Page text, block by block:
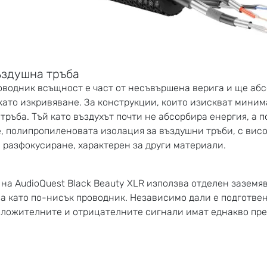
тръба
всъщност е част от несъвършена верига и ще
изкривяване. За конструкции, които изискват
Тъй като въздухът почти не абсорбира енергия, а
полипропиленовата изолация за въздушни тръби, с
характерен за други материали.
AudioQuest Black Beauty XLR използва отделен
като по-нисък проводник. Независимо дали е
и отрицателните сигнали имат еднакво